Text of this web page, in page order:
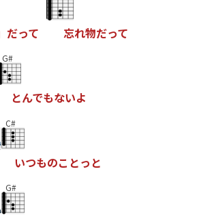
だって 忘れ物だって
G#
とんでもないよ
C#
いつものこ とっ と
G#